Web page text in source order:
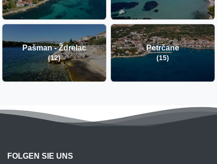
Pašman - Ždrelac
(12)
Petrčane
(15)
FOLGEN SIE UNS